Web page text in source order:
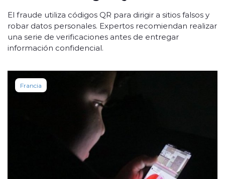
El fraude utiliza códigos QR para dirigir a sitios falsos y
robar datos personales. Expertos recomiendan realizar
una serie de verificaciones antes de entregar
información confidencial.
Francia